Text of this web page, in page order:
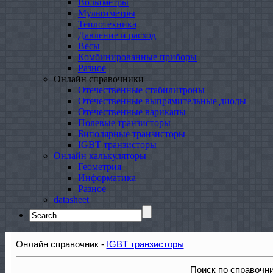
Вольтметры
Мультиметры
Теплотехника
Давление и расход
Весы
Комбинированные приборы
Разное
Онлайн справочники
Отечественные стабилитроны
Отечественные выпрямительные диоды
Отечественные варикапы
Полевые транзисторы
Биполярные транзисторы
IGBT транзисторы
Онлайн калькуляторы
Геометрия
Информатика
Разное
datasheet
Search
for:
Онлайн справочник - IGBT транзисторы
Поиск по